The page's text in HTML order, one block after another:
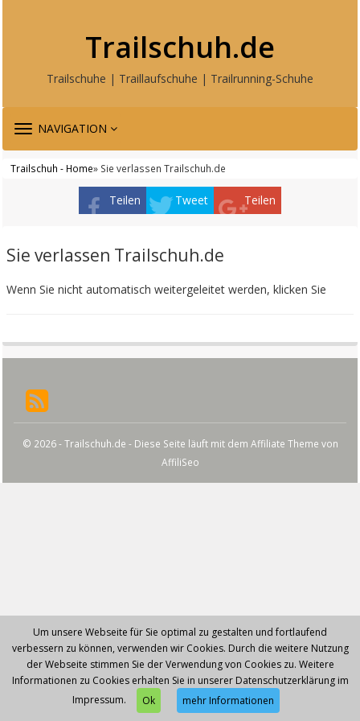
Trailschuh.de
Trailschuhe | Traillaufschuhe | Trailrunning-Schuhe
TOGGLE
NAVIGATION
Trailschuh - Home» Sie verlassen Trailschuh.de
Teilen Tweet Teilen
Sie verlassen Trailschuh.de
Wenn Sie nicht automatisch weitergeleitet werden, klicken Sie
© 2026 - Trailschuh.de - Diese Seite läuft mit dem Affiliate Theme von
AffiliSeo
Um unsere Webseite für Sie optimal zu gestalten und fortlaufend
verbessern zu können, verwenden wir Cookies. Durch die weitere Nutzung
der Webseite stimmen Sie der Verwendung von Cookies zu. Weitere
Informationen zu Cookies erhalten Sie in unserer Datenschutzerklärung im
Impressum.
Ok mehr Informationen